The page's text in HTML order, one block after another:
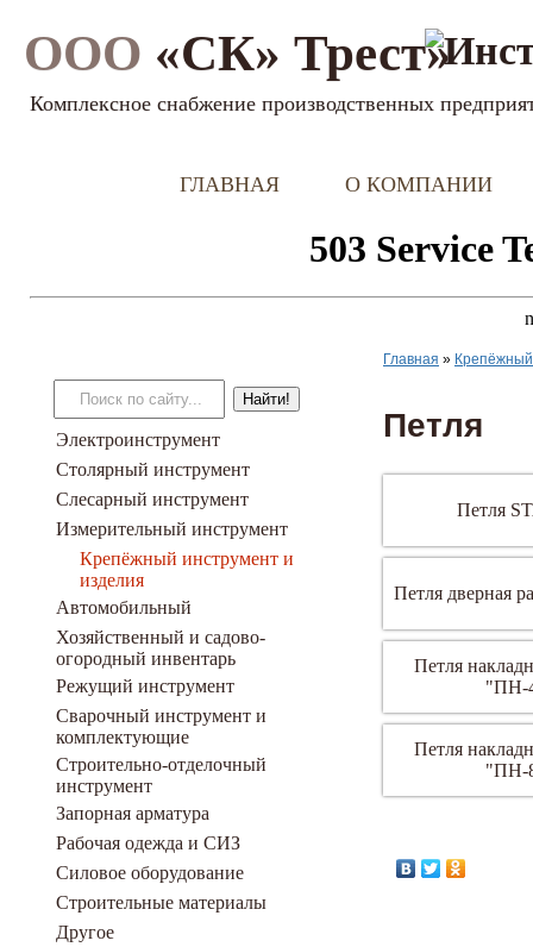
ООО «СК» Трест»
Комплексное снабжение производственных
ГЛАВНАЯ О КОМПАНИИ
Электроинструмент
Столярный инструмент
Слесарный инструмент
Измерительный инструмент
Крепёжный инструмент и
изделия
Автомобильный
Хозяйственный и садово-
огородный инвентарь
Режущий инструмент
Сварочный инструмент и
комплектующие
Строительно-отделочный
инструмент
Запорная арматура
Рабочая одежда и СИЗ
Силовое оборудование
Строительные материалы
Другое
Главная »
Петля
Петля
Петля дверная
Петля
"ПН-
Петля
"ПН-